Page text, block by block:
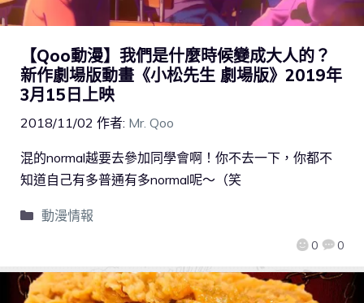
【Qoo動漫】我們是什麼時候變成大人的？
新作劇場版動畫《小松先生 劇場版》2019年
3月15日上映
2018/11/02 作者: Mr. Qoo
0 0
混的normal越要去參加同學會啊！你不去一下，你都不
知道自己有多普通有多normal呢～（笑
動漫情報